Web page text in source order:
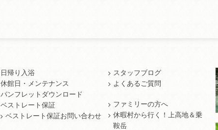
日帰り入浴
休館日・メンテナンス
パンフレットダウンロード
ベストレート保証
ベストレート保証お問い合わせ
スタッフブログ
よくあるご質問
ファミリーの方へ
休暇村から行く！上高地＆乗
鞍岳